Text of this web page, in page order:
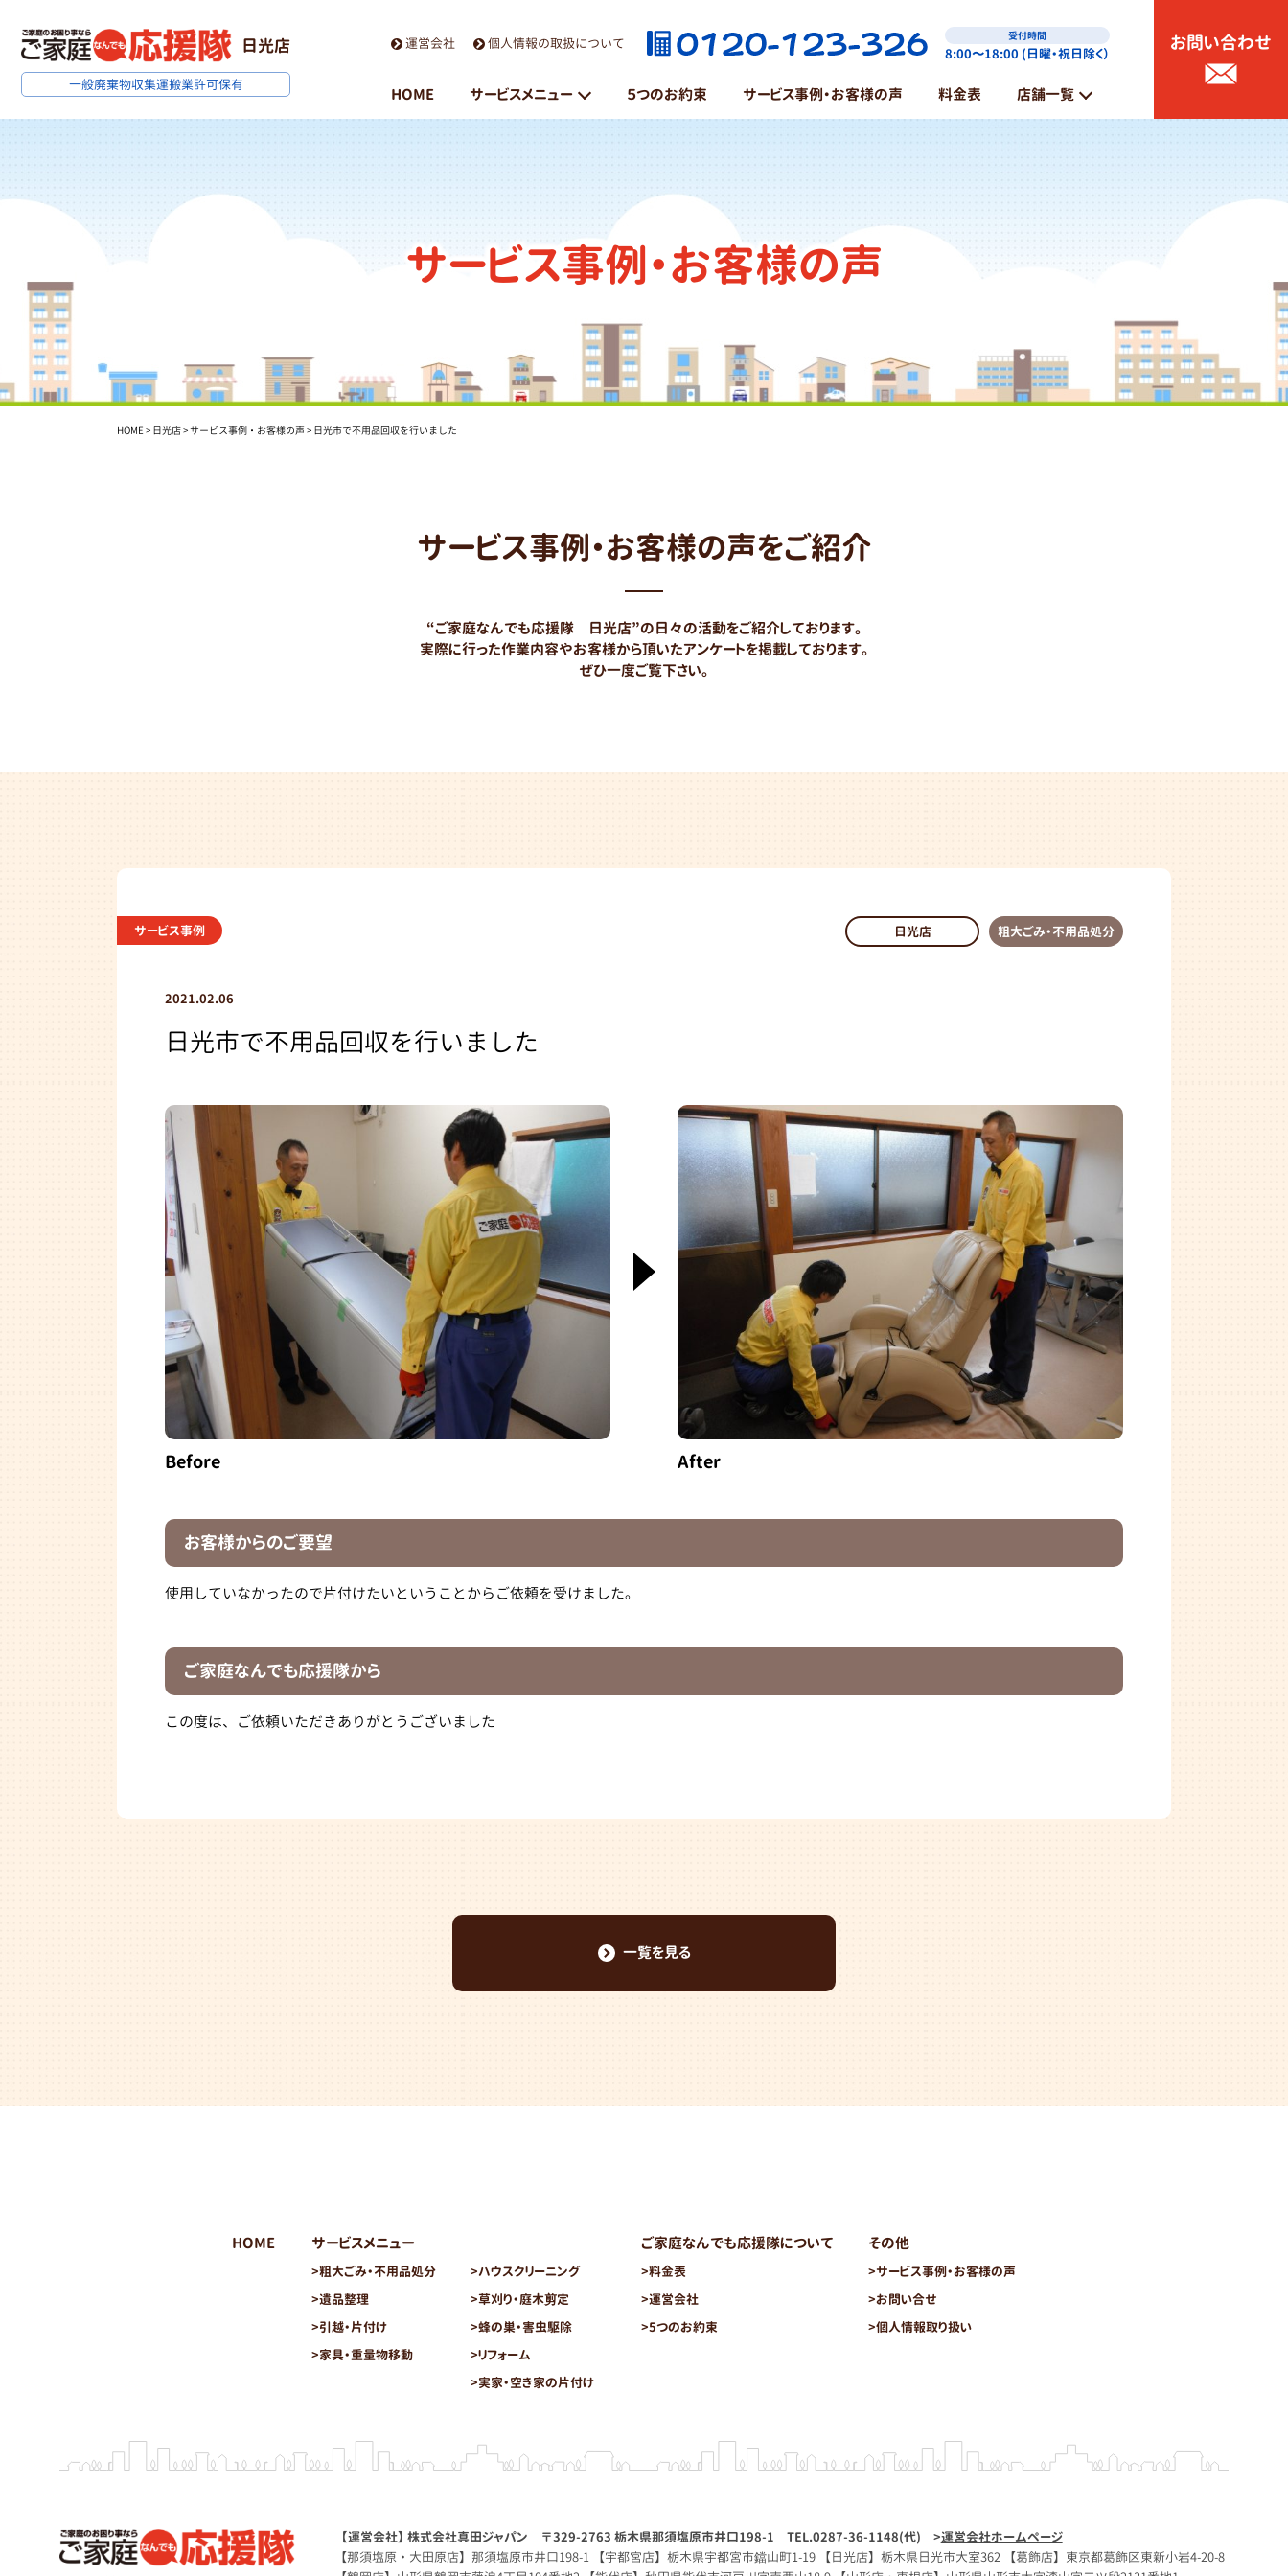
日光店
一般廃棄物収集運搬業許可保有
運営会社 個人情報の取扱について 受付時間
8:00〜18:00 (日曜・祝日除く）
HOME サービスメニュー
引越・片付け
草刈り・庭木剪定
実家・
空き家の片付け
５つのお約束 サービス事例・お客様の声 料金表 店舗一覧
矢板・さくら店
日光店
お問い合わせ
サービス事例・お客様の声
HOME> 日光店>サービス事例・お客様の声> 日光市で不用品回収を行いました
サービス事例・お客様の声をご紹介
“ご家庭なんでも応援隊 日光店”の日々の活動をご紹介しております。
実際に行った作業内容やお客様から頂いたアンケートを掲載しております。
ぜひ一度ご覧下さい。
サービス事例 日光店 粗大ごみ・不用品処分
2021.02.06
日光市で不用品回収を行いました
Before After
お客様からのご要望
使用していなかったので片付けたいということからご依頼を受けました。
ご家庭なんでも応援隊から
この度は、ご依頼いただきありがとうございました
一覧を見る
HOME サービスメニュー
>粗大ごみ・不用品処分
>遺品整理
>引越・片付け
>家具・重量物移動
>ハウスクリーニング
>草刈り・庭木剪定
>蜂の巣・害虫駆除
>リフォーム
>実家・空き家の片付け
ご家庭なんでも応援隊について
>料金表
>運営会社
>5つのお約束
その他
>サービス事例・お客様の声
>お問い合せ
>個人情報取り扱い
【運営会社】 株式会社真田ジャパン 〒329-2763 栃木県那須塩原市井口198-1 TEL.0287-36-1148(代) >運営会社ホームページ
【那須塩原・大田原店】那須塩原市井口198-1 【宇都宮店】栃木県宇都宮市鐺山町1-19 【日光店】栃木県日光市大室362 【葛飾店】東京都葛飾区東新小岩4-20-8